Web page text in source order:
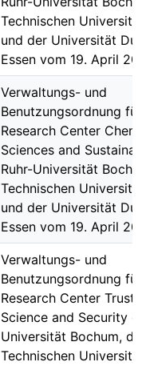
Technischen
und der Universität
Essen vom 19. April
Verwaltungs- und
Benutzungsordnung
Research Center
Sciences and
Ruhr-Universität
Technischen
und der Universität
Essen vom 19. April
Verwaltungs- und
Benutzungsordnung
Research Center
Science and Security
Universität Bochum,
Technischen